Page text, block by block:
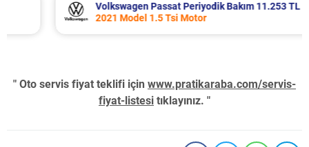
Volkswagen Passat Periyodik Bakım 11.253 TL
2021 Model 1.5 Tsi Motor
" Oto servis fiyat teklifi için www.pratikaraba.com/servis-
fiyat-listesi tıklayınız. "